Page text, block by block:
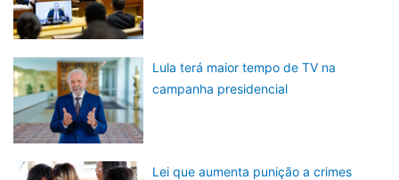
Lula terá maior tempo de TV na
campanha presidencial
Lei que aumenta punição a crimes